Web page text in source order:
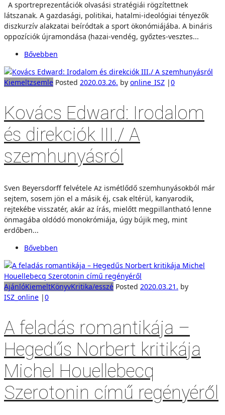
A sportreprezentációk olvasási stratégiái rögzítettnek
látszanak. A gazdasági, politikai, hatalmi-ideológiai tényezők
diszkurzív alakzatai beíródtak a sport ökonómiájába. A bináris
oppozíciók újramondása (hazai-vendég, győztes-vesztes...
Bővebben
Kiemeltzsemle Posted 2020.03.26. by online_ISZ |0
Kovács Edward: Irodalom
és direkciók III./ A
szemhunyásról
Sven Beyersdorff felvétele Az ismétlődő szemhunyásokból már
sejtem, sosem jön el a másik éj, csak eltérül, kanyarodik,
rejtekébe visszatér, akár az írás, mielőtt megpillantható lenne
önmagába oldódó monokrómiája, úgy bújik meg, mint
erdőben...
Bővebben
AjánlóKiemeltKönyvKritika/esszé Posted 2020.03.21. by
ISZ_online |0
A feladás romantikája –
Hegedűs Norbert kritikája
Michel Houellebecq
Szerotonin című regényéről